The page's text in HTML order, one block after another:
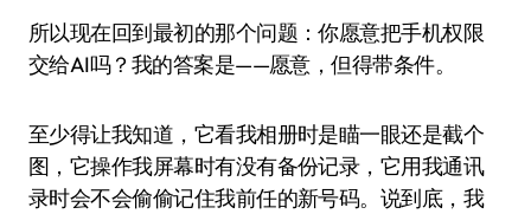
所以现在回到最初的那个问题：你愿意把手机权限
交给AI吗？我的答案是——愿意，但得带条件。
至少得让我知道，它看我相册时是瞄一眼还是截个
图，它操作我屏幕时有没有备份记录，它用我通讯
录时会不会偷偷记住我前任的新号码。说到底，我